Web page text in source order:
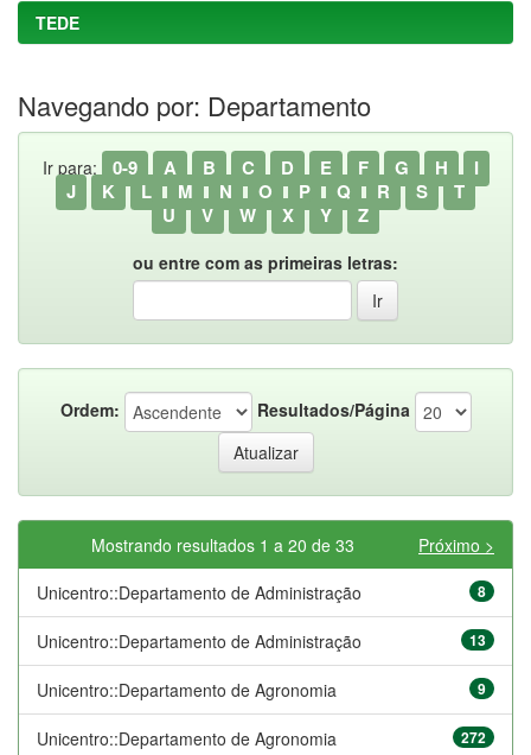
TEDE
Navegando por: Departamento
Ir para: 0-9 A B C D E F G H
I
J
K L M N O P Q R S
T
U
V W X Y Z
ou entre com as primeiras letras:
Ordem: Resultados/Página
Mostrando resultados 1 a 20 de 33
Próximo >
Unicentro::Departamento de Administração
8
Unicentro::Departamento de Administração 13
Unicentro::Departamento de Agronomia 9
Unicentro::Departamento de Agronomia 272